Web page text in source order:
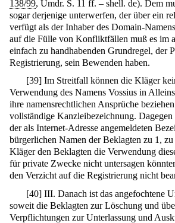
138/99, Umdr. S. 11 ff. – shell. de). Dem
sogar derjenige unterwerfen, der über ein
verfügt als der Inhaber des Domain-
auf die Fülle von Konfliktfällen muß es im
einfach zu handhabenden Grundregel, der
Registrierung, sein Bewenden haben.
[39] Im Streitfall können die Kläger
Verwendung des Namens Vossius in
ihre namensrechtlichen Ansprüche
vollständige Kanzleibezeichnung. Dagegen
der als Internet-Adresse angemeldeten
bürgerlichen Namen der Beklagten zu 1,
Kläger den Beklagten die Verwendung
für private Zwecke nicht untersagen
den Verzicht auf die Registrierung nicht
[40] III. Danach ist das angefochtene
soweit die Beklagten zur Löschung und
Verpflichtungen zur Unterlassung und